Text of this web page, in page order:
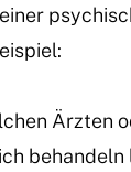
Ärzten
behandeln